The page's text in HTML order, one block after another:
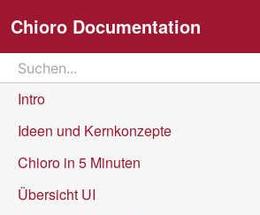
Chioro Documentation
Search
Suchen...
Intro
Ideen und Kernkonzepte
Chioro in 5 Minuten
Übersicht UI